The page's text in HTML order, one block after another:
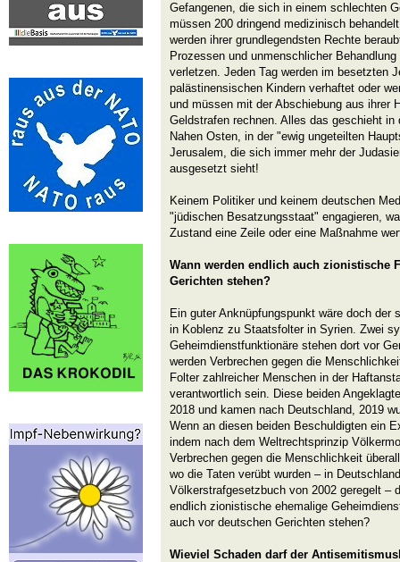
Gefangenen, die sich in einem schlechten
müssen 200 dringend medizinisch
werden ihrer grundlegendsten Rechte
Prozessen und unmenschlicher
verletzen. Jeden Tag werden im besetzten
palästinensischen Kindern verhaftet oder
und müssen mit der Abschiebung aus ihrer
Geldstrafen rechnen. Alles das geschieht
Nahen Osten, in der "ewig ungeteilten
Jerusalem, die sich immer mehr der
ausgesetzt sieht!
Keinem Politiker und keinem deutschen
"jüdischen Besatzungsstaat" engagieren,
Zustand eine Zeile oder eine Maßnahme
Wann werden endlich auch zionistische
Gerichten stehen?
Ein guter Anknüpfungspunkt wäre doch der
in Koblenz zu Staatsfolter in Syrien. Zwei
Geheimdienstfunktionäre stehen dort vor
werden Verbrechen gegen die
Folter zahlreicher Menschen in der
verantwortlich sein. Diese beiden
2018 und kamen nach Deutschland, 2019
Wenn an diesen beiden Beschuldigten ein
indem nach dem Weltrechtsprinzip
Verbrechen gegen die Menschlichkeit
wo die Taten verübt wurden – in
Völkerstrafgesetzbuch von 2002 geregelt –
endlich zionistische ehemalige
auch vor deutschen Gerichten stehen?
Wieviel Schaden darf der